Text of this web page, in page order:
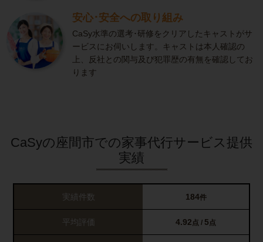
安心･安全への取り組み
CaSy水準の選考･研修をクリアしたキャストがサ
ービスにお伺いします。キャストは本人確認の
上、反社との関与及び犯罪歴の有無を確認してお
ります
CaSyの座間市での家事代行サービス提供
実績
実績件数 184件
平均評価 4.92 点 / 5 点